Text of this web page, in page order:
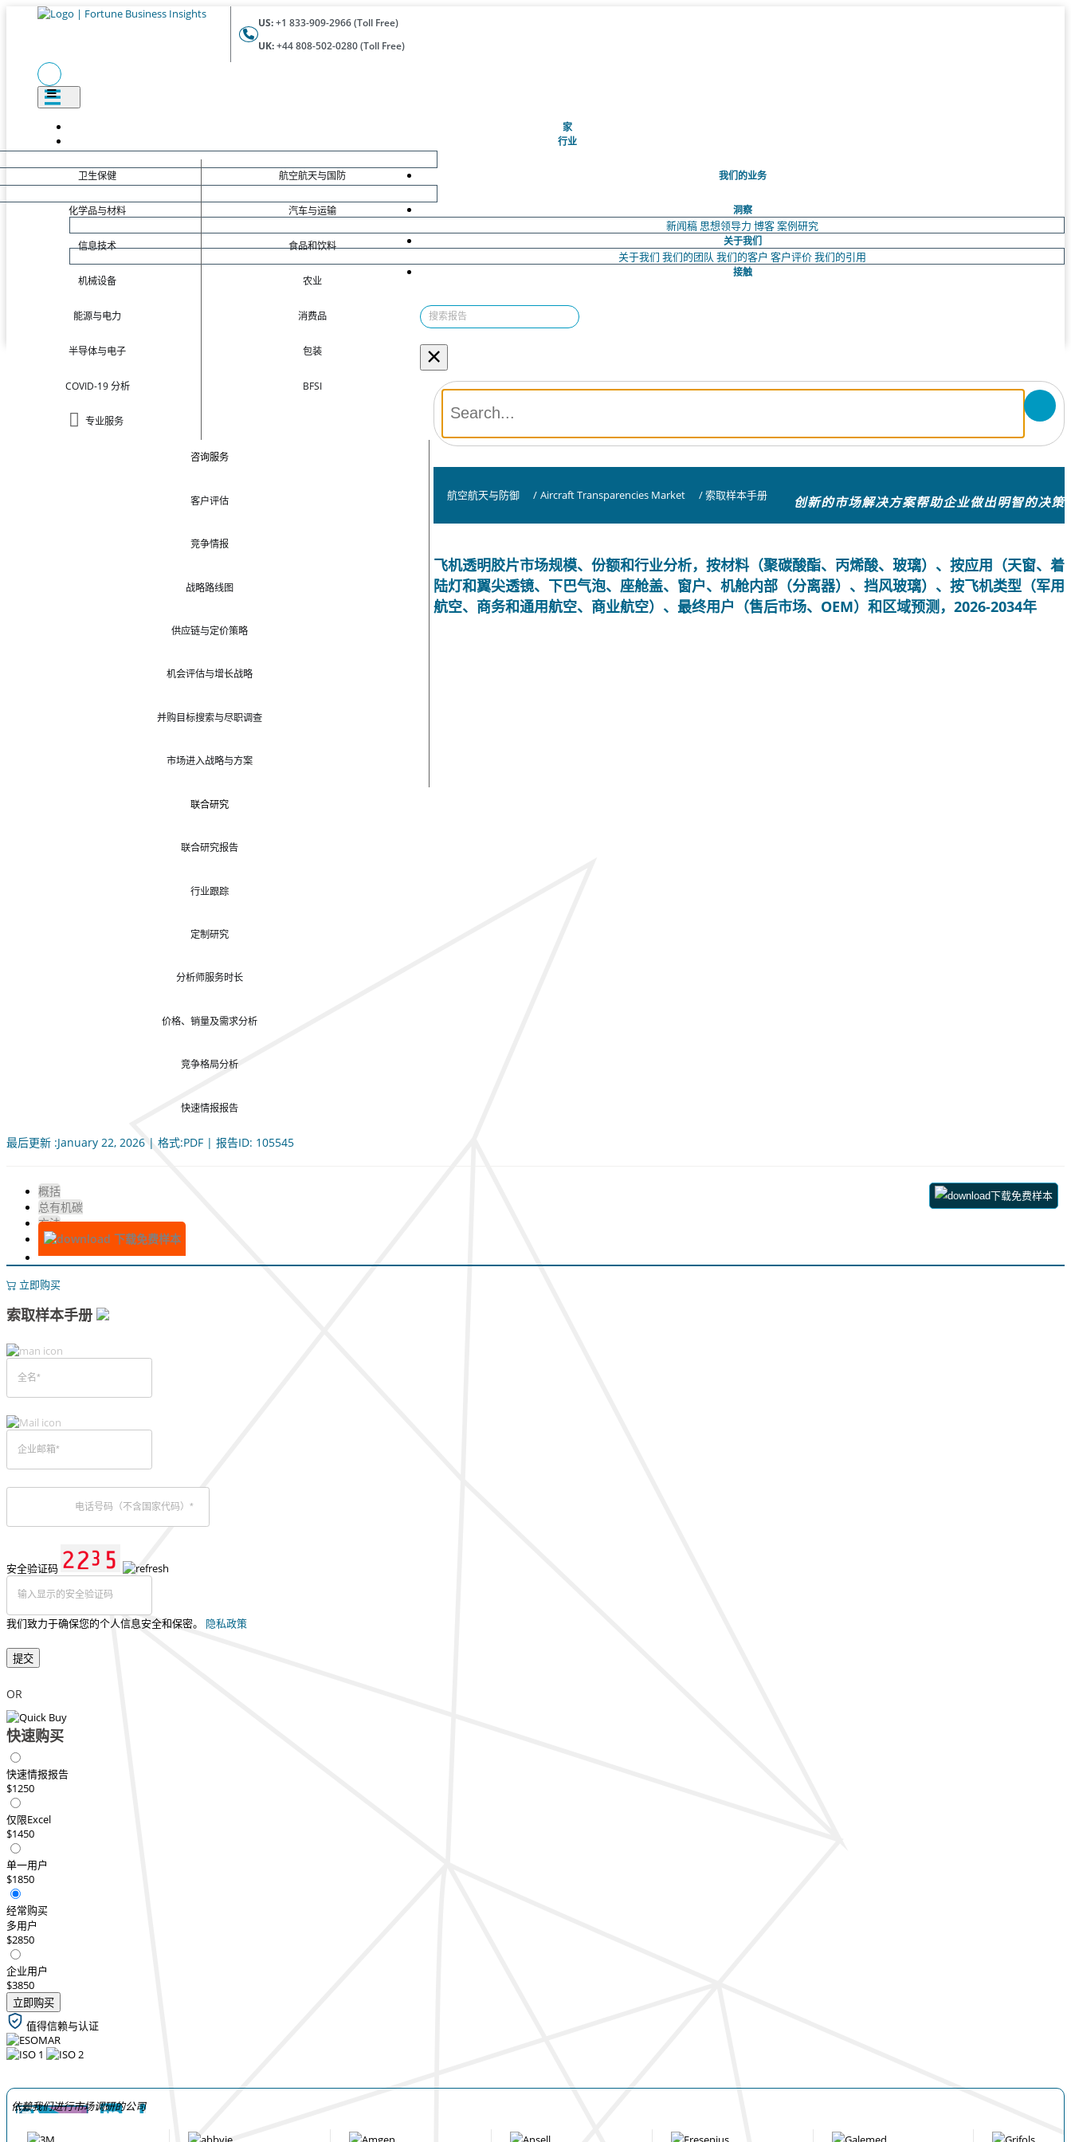
US:+1 833-909-2966 (Toll Free)
UK:+44 808-502-0280 (Toll Free)
家(当前的)
行业
卫生保健
化学品与材料
信息技术
机械设备
能源与电力
半导体与电子
COVID-19 分析
专业服务
航空航天与国防
汽车与运输
食品和饮料
农业
消费品
包装
BFSI
我们的业务
咨询服务
客户评估
竞争情报
战略路线图
供应链与定价策略
机会评估与增长战略
并购目标搜索与尽职调查
市场进入战略与方案
联合研究
联合研究报告
行业跟踪
定制研究
分析师服务时长
价格、销量及需求分析
竞争格局分析
快速情报报告
洞察
新闻稿 思想领导力 博客案例研究
关于我们
关于我们 我们的团队 我们的客户 客户评价我们的引用
接触
×
航空航天与防御 / Aircraft Transparencies Market / 索取样本手册 创新的市场解决方案帮助企业做出明智的决策
飞机透明胶片市场规模、份额和行业分析，按材料（聚碳酸酯、丙烯酸、玻璃）、按应用（天窗、着
陆灯和翼尖透镜、下巴气泡、座舱盖、窗户、机舱内部（分离器）、挡风玻璃）、按飞机类型（军用
航空、商务和通用航空、商业航空）、最终用户（售后市场、OEM）和区域预测，2026-2034年
最后更新 :January 22, 2026 | 格式:PDF | 报告ID: 105545
概括
总有机碳
方法
下载免费样本
下载免费样本
立即购买
索取样本手册
安全验证码
我们致力于确保您的个人信息安全和保密。 隐私政策
提交
OR
快速购买
快速情报报告
$1250
仅限Excel
$1450
单一用户
$1850
经常购买
多用户
$2850
企业用户
$3850
立即购买
值得信赖与认证
依赖我们进行市场调研的公司